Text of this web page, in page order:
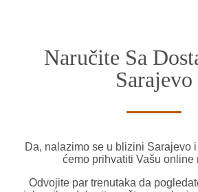
Naručite Sa
Sarajevo
Da, nalazimo se u blizini Sarajevo
ćemo prihvatiti Vašu online
Odvojite par trenutaka da